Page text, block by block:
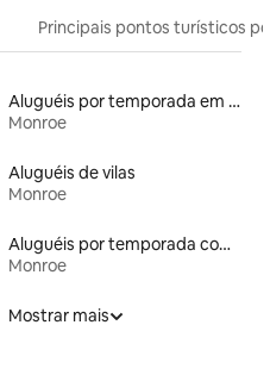
Principais pontos turísticos
Aluguéis por temporada em resorts
Monroe
Aluguéis de vilas
Monroe
Aluguéis por temporada com banheira de hidromassagem
Monroe
Mostrar mais